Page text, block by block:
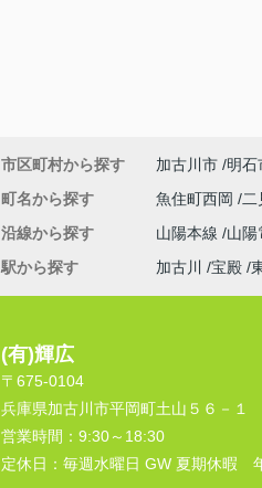
市区町村から探す 加古川市 明石
町名から探す
魚住町西岡
沿線から探す
山陽本線 山陽
駅から探す
加古川 宝殿
(有)輝広
〒675-0104
兵庫県加古川市平岡町土山５６－１
営業時間： 9:30～18:30
定休日： 毎週水曜日 GW 夏期休暇